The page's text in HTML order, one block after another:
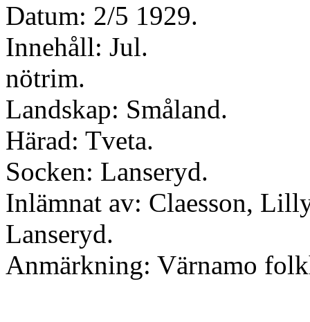
Datum: 2/5 1929.
Innehåll: Jul.
nötrim.
Landskap: Småland.
Härad: Tveta.
Socken: Lanseryd.
Inlämnat av: Claesson,
Lanseryd.
Anmärkning: Värnamo